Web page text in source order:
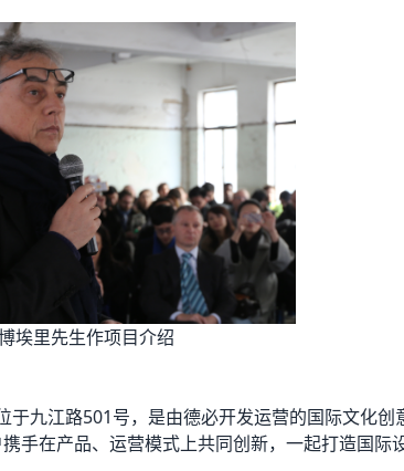
埃里先生作项目介绍
于九江路501号，是由德必开发运营的国际文化创
手在产品、运营模式上共同创新，一起打造国际